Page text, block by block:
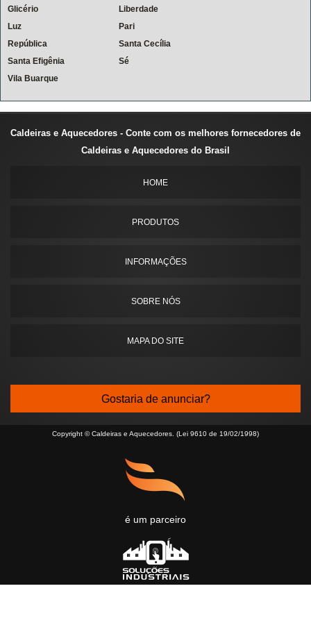
Glicério
Liberdade
Luz
Pari
República
Santa Cecília
Santa Efigênia
Sé
Vila Buarque
Caldeiras e Aquecedores - Conte com os melhores fornecedores de
Caldeiras e Aquecedores do Brasil
HOME
PRODUTOS
INFORMAÇÕES
SOBRE NÓS
MAPA DO SITE
Gostaria de anunciar?
Copyright © Caldeiras e Aquecedores. (Lei 9610 de 19/02/1998)
é um parceiro